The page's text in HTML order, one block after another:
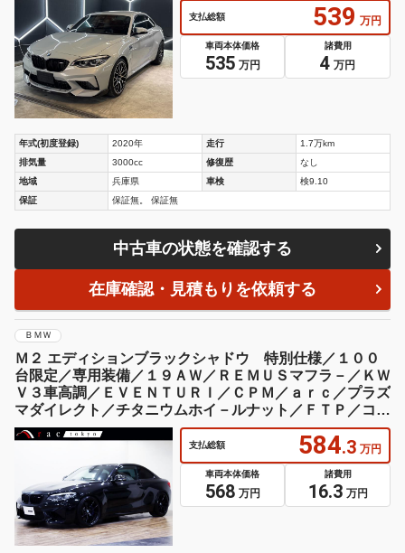
支払総額 539 万円
車両本体価格
535 万円
諸費用
4 万円
年式(初度登録) 2020年 走行
1.7万km
排気量
3000cc 修復歴
なし
地域
兵庫県 車検
検9.10
保証
保証無。 保証無
中古車の状態を確認する
在庫確認・見積もりを依頼する
ＢＭＷ
Ｍ２ エディションブラックシャドウ 特別仕様／１００
台限定／専用装備／１９ＡＷ／ＲＥＭＵＳマフラ－／ＫＷ
Ｖ３車高調／ＥＶＥＮＴＵＲＩ／ＣＰＭ／ａｒｃ／プラズ
マダイレクト／チタニウムホイ－ルナット／ＦＴＰ／コ－
ドテックバルブコントロ－ラ－
支払総額 584.3 万円
車両本体価格
568 万円
諸費用
16.3 万円